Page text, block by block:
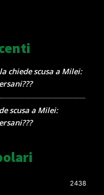
chiede scusa a Milei:
scusa a Milei:
2438